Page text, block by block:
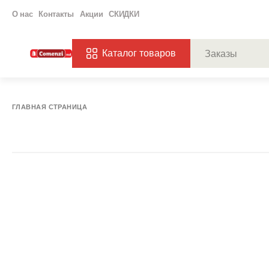
О нас Контакты Акции СКИДКИ
Каталог товаров
ГЛАВНАЯ СТРАНИЦА